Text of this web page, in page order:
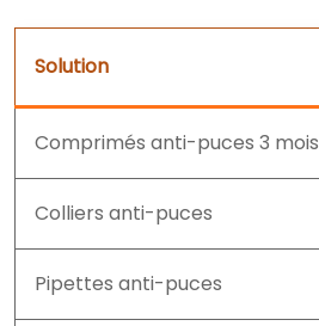
Solution
Comprimés anti-puces 3 mois
Colliers anti-puces
Pipettes anti-puces